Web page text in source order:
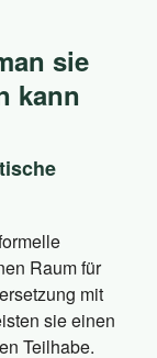
sie
kann
Raum für
mit
sie einen
Teilhabe.